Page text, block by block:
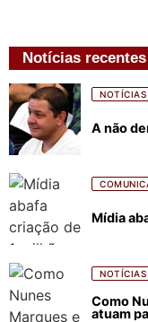
Notícias recentes
NOTÍCIAS
A não
Mídia
NOTÍCIAS
Como
atuam